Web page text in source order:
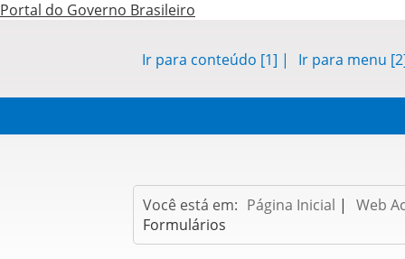
Ir para conteúdo [1] | Ir para menu
Portal do Governo Brasileiro
Você está em: Página Inicial |
Web
Formulários